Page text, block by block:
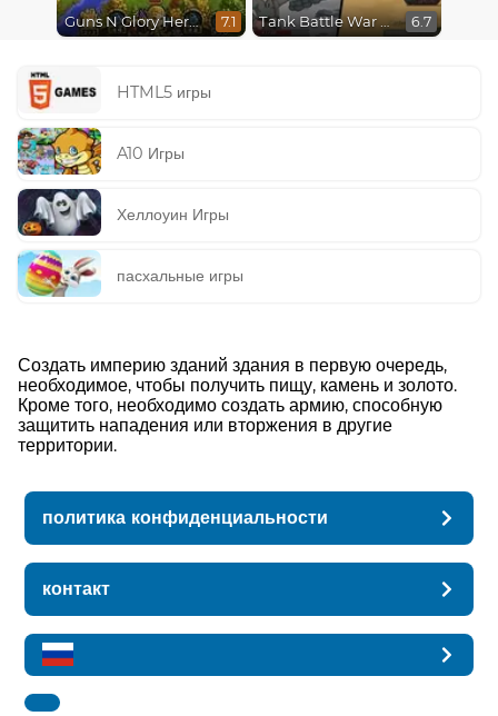
Guns N Glory Heroes 7.1 Tank Battle War Commander 6.7
HTML5 игры
A10 Игры
Хеллоуин Игры
пасхальные игры
Создать империю зданий здания в первую очередь,
необходимое, чтобы получить пищу, камень и золото.
Кроме того, необходимо создать армию, способную
защитить нападения или вторжения в другие
территории.
политика конфиденциальности
контакт